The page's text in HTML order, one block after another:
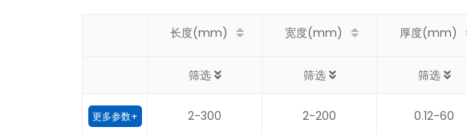
长度(mm) 宽度(mm) 厚度(mm)
筛选 筛选 筛选
更多参数+ 2-300 2-200 0.12-60